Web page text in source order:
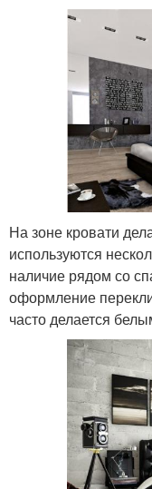
На зоне кровати
используются
наличие рядом со
оформление
часто делается